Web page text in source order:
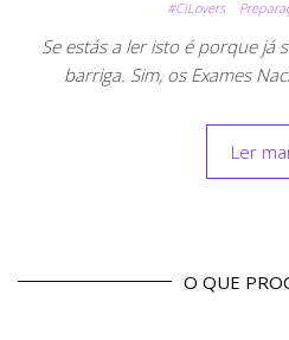
#CILovers
Se estás a ler isto é porque já
barriga. Sim, os Exames
Ler
O QUE